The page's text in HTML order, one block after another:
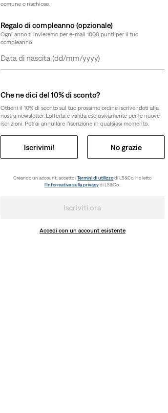
comune o rischiose.
Regalo di compleanno (opzionale)
Ogni anno ti invieremo per e-mail 1000 punti per il tuo
compleanno.
Giorno
Mese
Anno
Che ne dici del 10% di sconto?
Ottieni il 10% di sconto sul tuo prossimo ordine iscrivendoti alla
nostra newsletter. L’offerta è valida esclusivamente per le nuove
iscrizioni. Potrai annullare l’iscrizione in qualsiasi momento.
Iscrivimi! No grazie
Creando un account, accetto iTermini di utilizzodi LS&Co. Ho letto
l’Informativa sulla privacydi LS&Co..
Iscriviti ora
Accedi con un account esistente